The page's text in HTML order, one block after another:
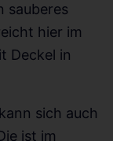
sauberes
hier im
Deckel in
sich auch
ist im